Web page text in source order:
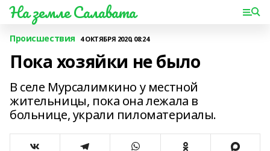
На земле Салавата
Происшествия 4 ОКТЯБРЯ 2020, 08:24
Пока хозяйки не было
В селе Мурсалимкино у местной
жительницы, пока она лежала в
больнице, украли пиломатериалы.